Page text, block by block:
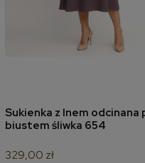
dodaj do koszyka
Sukienka z lnem odcinana
biustem śliwka 654
329,00 zł